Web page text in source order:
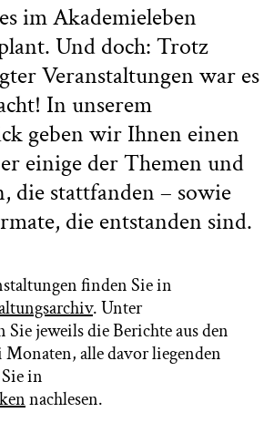
im Akademieleben
Und doch: Trotz
Veranstaltungen war es
In unserem
geben wir Ihnen einen
einige der Themen und
die stattfanden – sowie
die entstanden sind.
finden Sie in
. Unter
Sie jeweils die Berichte aus den
Monaten, alle davor liegenden
in
nachlesen.